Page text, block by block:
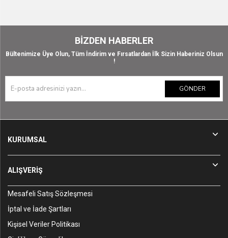
BIZDEN HABERLER
Bültenimize Üye Olun, Tüm İndirim ve Fırsatlardan İlk Sizin Haberiniz Olsun
!
GÖNDER
KURUMSAL
ALIŞVERİŞ
Mesafeli Satış Sözleşmesi
İptal ve İade Şartları
Kişisel Veriler Politikası